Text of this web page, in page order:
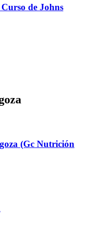
de Johns
(Gc Nutrición